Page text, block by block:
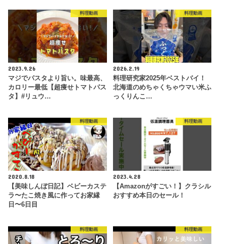
料理動画
2023.9.26
マジでパスタより旨い。味最高、
カロリー最低【超痩せトマトパス
タ】#リュウ…
料理動画
2026.2.19
料理研究家2025年ベストバイ！
北海道のめちゃくちゃウマい米ふ
っくりんこ…
料理動画
2020.8.18
【美味しんぼ日記】ベビーカステ
ラ〜たこ焼き風に作ってお家縁
日〜6日目
料理動画
2023.4.28
【Amazonがすごい！】クラシル
おすすめ本日のセール！
料理動画 料理動画